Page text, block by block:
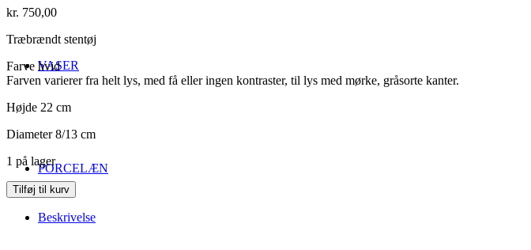
VASER
PORCELÆN
kr. 750,00
Træbrændt stentøj
Farve hvid
Farven varierer fra helt lys, med få eller ingen kontraster, til lys med mørke, gråsorte kanter.
Højde 22 cm
Diameter 8/13 cm
1 på lager
DRÅBE:
25
Tilføj til kurv
Beskrivelse